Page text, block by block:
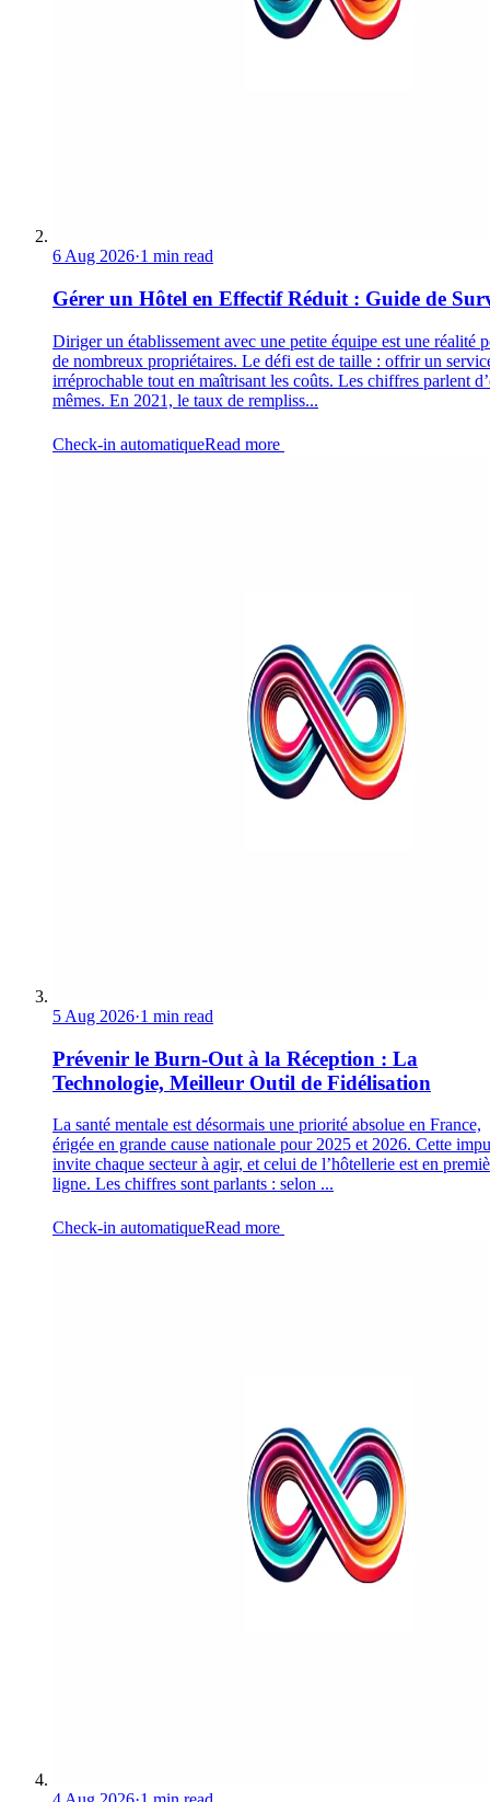
6 Aug 2026·1 min read
Gérer un Hôtel en Effectif Réduit : Guide de
Diriger un établissement avec une petite équipe est une réalité
de nombreux propriétaires. Le défi est de taille : offrir un
irréprochable tout en maîtrisant les coûts. Les chiffres parlent
mêmes. En 2021, le taux de rempliss...
Check-in automatiqueRead more
5 Aug 2026·1 min read
Prévenir le Burn-Out à la Réception : La
Technologie, Meilleur Outil de Fidélisation
La santé mentale est désormais une priorité absolue en France,
érigée en grande cause nationale pour 2025 et 2026. Cette
invite chaque secteur à agir, et celui de l’hôtellerie est en
ligne. Les chiffres sont parlants : selon ...
Check-in automatiqueRead more